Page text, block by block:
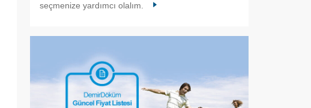
seçmenize yardımcı olalım.